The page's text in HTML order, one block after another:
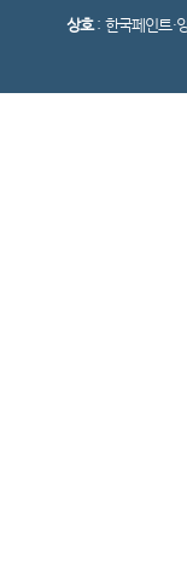
상호: 한국페인트·